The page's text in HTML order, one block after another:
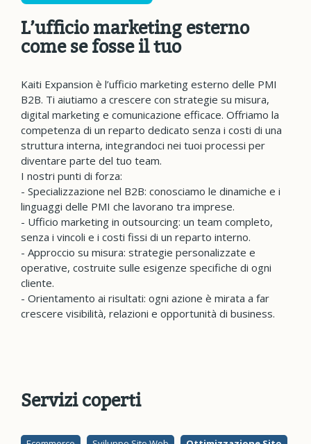
L’ufficio marketing esterno
come se fosse il tuo
Kaiti Expansion è l’ufficio marketing esterno delle PMI
B2B. Ti aiutiamo a crescere con strategie su misura,
digital marketing e comunicazione efficace. Offriamo la
competenza di un reparto dedicato senza i costi di una
struttura interna, integrandoci nei tuoi processi per
diventare parte del tuo team.
I nostri punti di forza:
- Specializzazione nel B2B: conosciamo le dinamiche e i
linguaggi delle PMI che lavorano tra imprese.
- Ufficio marketing in outsourcing: un team completo,
senza i vincoli e i costi fissi di un reparto interno.
- Approccio su misura: strategie personalizzate e
operative, costruite sulle esigenze specifiche di ogni
cliente.
- Orientamento ai risultati: ogni azione è mirata a far
crescere visibilità, relazioni e opportunità di business.
Servizi coperti